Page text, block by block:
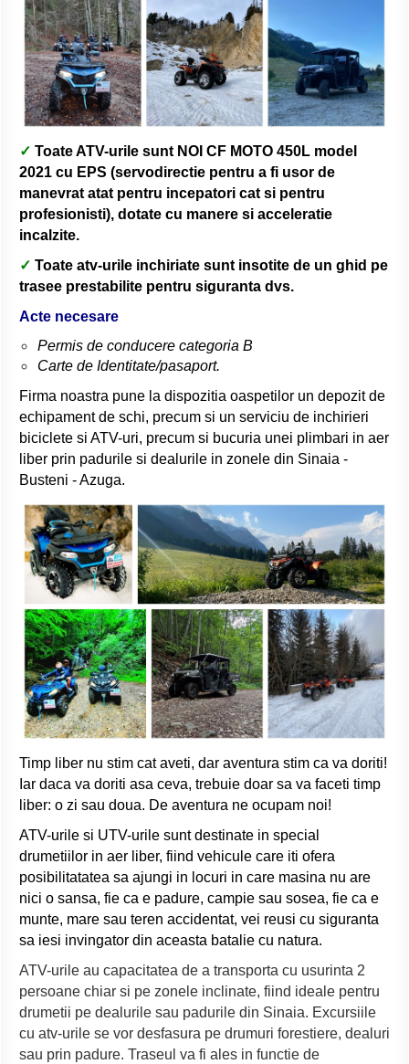
✓ Toate ATV-urile sunt NOI CF MOTO 450L model
2021 cu EPS (servodirectie pentru a fi usor de
manevrat atat pentru incepatori cat si pentru
profesionisti), dotate cu manere si acceleratie
incalzite.
✓ Toate atv-urile inchiriate sunt insotite de un ghid pe
trasee prestabilite pentru siguranta dvs.
Acte necesare
Permis de conducere categoria B
Carte de Identitate/pasaport.
Firma noastra pune la dispozitia oaspetilor un depozit de
echipament de schi, precum si un serviciu de inchirieri
biciclete si ATV-uri, precum si bucuria unei plimbari in aer
liber prin padurile si dealurile in zonele din Sinaia -
Busteni - Azuga.
Timp liber nu stim cat aveti, dar aventura stim ca va doriti!
Iar daca va doriti asa ceva, trebuie doar sa va faceti timp
liber: o zi sau doua. De aventura ne ocupam noi!
ATV-urile si UTV-urile sunt destinate in special
drumetiilor in aer liber, fiind vehicule care iti ofera
posibilitatatea sa ajungi in locuri in care masina nu are
nici o sansa, fie ca e padure, campie sau sosea, fie ca e
munte, mare sau teren accidentat, vei reusi cu siguranta
sa iesi invingator din aceasta batalie cu natura.
ATV-urile au capacitatea de a transporta cu usurinta 2
persoane chiar si pe zonele inclinate, fiind ideale pentru
drumetii pe dealurile sau padurile din Sinaia. Excursiile
cu atv-urile se vor desfasura pe drumuri forestiere, dealuri
sau prin padure. Traseul va fi ales in functie de